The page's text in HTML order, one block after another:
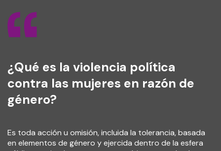
¿Qué es la violencia política
contra las mujeres en razón de
género?
Es toda acción u omisión, incluida la tolerancia, basada
en elementos de género y ejercida dentro de la esfera